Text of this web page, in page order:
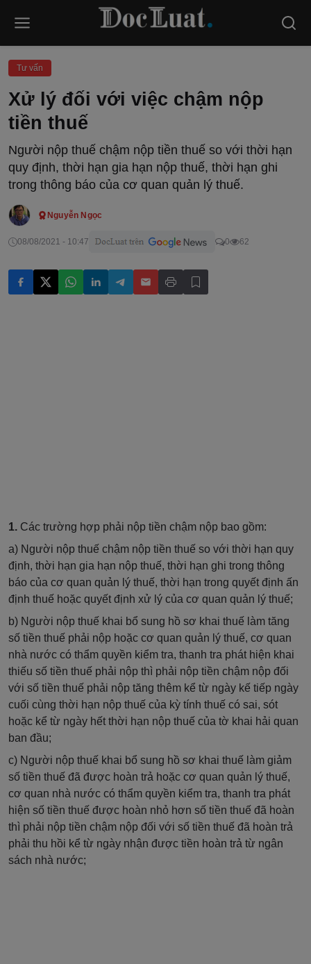
Tư vấn
Xử lý đối với việc chậm nộp
tiền thuế
Người nộp thuế chậm nộp tiền thuế so với thời hạn
quy định, thời hạn gia hạn nộp thuế, thời hạn ghi
trong thông báo của cơ quan quản lý thuế.
Nguyễn Ngọc
08/08/2021 - 10:47 0 62
1. Các trường hợp phải nộp tiền chậm nộp bao gồm:
a) Người nộp thuế chậm nộp tiền thuế so với thời hạn quy
định, thời hạn gia hạn nộp thuế, thời hạn ghi trong thông
báo của cơ quan quản lý thuế, thời hạn trong quyết định ấn
định thuế hoặc quyết định xử lý của cơ quan quản lý thuế;
b) Người nộp thuế khai bổ sung hồ sơ khai thuế làm tăng
số tiền thuế phải nộp hoặc cơ quan quản lý thuế, cơ quan
nhà nước có thẩm quyền kiểm tra, thanh tra phát hiện khai
thiếu số tiền thuế phải nộp thì phải nộp tiền chậm nộp đối
với số tiền thuế phải nộp tăng thêm kể từ ngày kế tiếp ngày
cuối cùng thời hạn nộp thuế của kỳ tính thuế có sai, sót
hoặc kể từ ngày hết thời hạn nộp thuế của tờ khai hải quan
ban đầu;
c) Người nộp thuế khai bổ sung hồ sơ khai thuế làm giảm
số tiền thuế đã được hoàn trả hoặc cơ quan quản lý thuế,
cơ quan nhà nước có thẩm quyền kiểm tra, thanh tra phát
hiện số tiền thuế được hoàn nhỏ hơn số tiền thuế đã hoàn
thì phải nộp tiền chậm nộp đối với số tiền thuế đã hoàn trả
phải thu hồi kể từ ngày nhận được tiền hoàn trả từ ngân
sách nhà nước;